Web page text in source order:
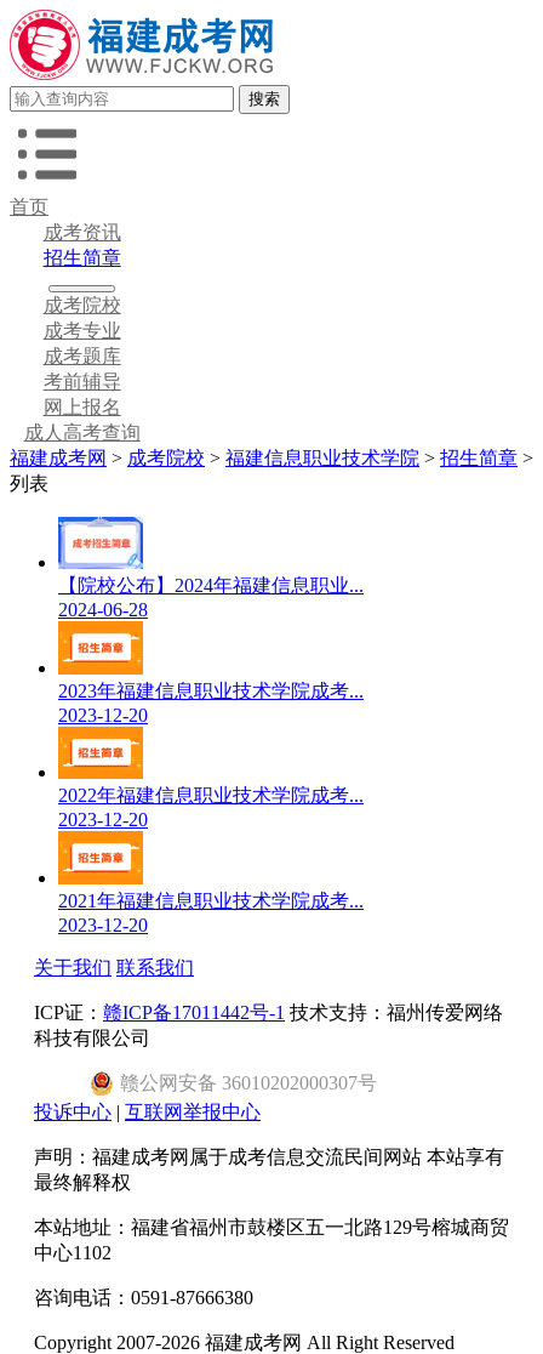
首页
成考资讯
招生简章
成考院校
成考专业
成考题库
考前辅导
网上报名
成人高考查询
福建成考网 > 成考院校 > 福建信息职业技术学院 > 招生简章 >
列表
【院校公布】2024年福建信息职业...
2024-06-28
2023年福建信息职业技术学院成考...
2023-12-20
2022年福建信息职业技术学院成考...
2023-12-20
2021年福建信息职业技术学院成考...
2023-12-20
关于我们 联系我们
ICP证： 赣ICP备17011442号-1 技术支持：福州传爱网络
科技有限公司
赣公网安备 36010202000307号
投诉中心 | 互联网举报中心
声明：福建成考网属于成考信息交流民间网站 本站享有
最终解释权
本站地址：福建省福州市鼓楼区五一北路129号榕城商贸
中心1102
咨询电话：0591-87666380
Copyright 2007-2026 福建成考网 All Right Reserved